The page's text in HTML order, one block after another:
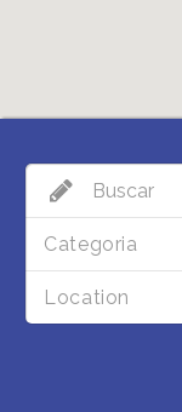
Categoria
Location